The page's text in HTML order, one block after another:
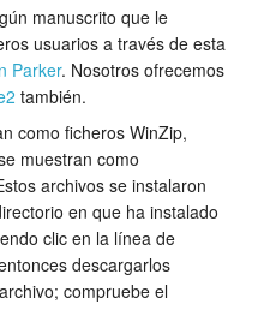
Exportación
manuscrito que le
usuarios a través de esta
Parker. Nosotros ofrecemos
también.
como ficheros WinZip,
muestran como
archivos se instalaron
en que ha instalado
clic en la línea de
descargarlos
compruebe el